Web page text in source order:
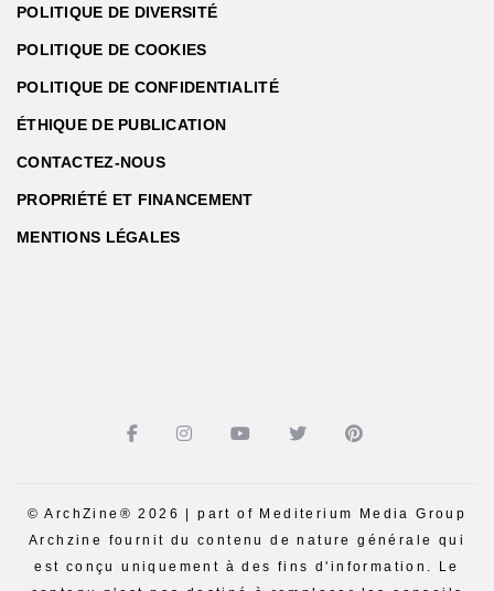
POLITIQUE DE DIVERSITÉ
POLITIQUE DE COOKIES
POLITIQUE DE CONFIDENTIALITÉ
ÉTHIQUE DE PUBLICATION
CONTACTEZ-NOUS
PROPRIÉTÉ ET FINANCEMENT
MENTIONS LÉGALES
© ArchZine® 2026 | part of Mediterium Media Group
Archzine fournit du contenu de nature générale qui
est conçu uniquement à des fins d'information. Le